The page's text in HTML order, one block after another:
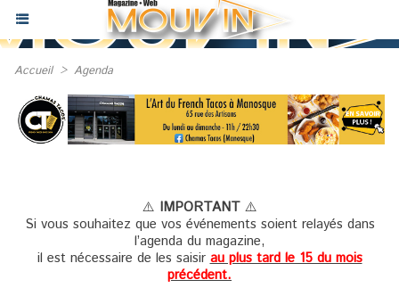
Accueil > Agenda
⚠️ IMPORTANT⚠️
Si vous souhaitez que vos événements soient relayés dans
l’agenda du magazine,
il est nécessaire de les saisir au plus tard le 15 du mois
précédent.